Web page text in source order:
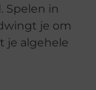
Spelen in
je om
je algehele